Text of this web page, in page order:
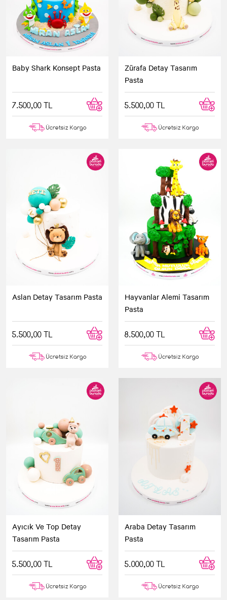
Baby Shark Konsept Pasta
7.500,00 TL
Ücretsiz Kargo
Zürafa Detay Tasarım
Pasta
5.500,00 TL
Ücretsiz Kargo
Aslan Detay Tasarım Pasta
5.500,00 TL
Ücretsiz Kargo
Hayvanlar Alemi Tasarım
Pasta
8.500,00 TL
Ücretsiz Kargo
Ayıcık Ve Top Detay
Tasarım Pasta
5.500,00 TL
Ücretsiz Kargo
Araba Detay Tasarım
Pasta
5.000,00 TL
Ücretsiz Kargo